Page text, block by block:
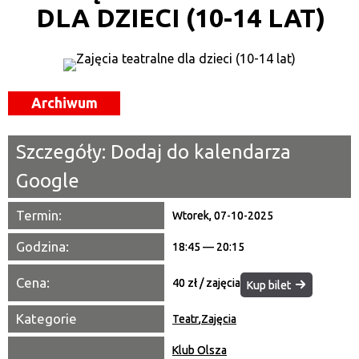
Kategoria
Trwające w zakresie
Organizator
Promowane
DLA DZIECI (10-14 LAT)
Archiwum
Szczegóły: Dodaj do kalendarza
Google
Termin: Wtorek, 07-10-2025
Godzina: 18:45 — 20:15
Cena: 40 zł / zajęcia Kup bilet
Kategorie Teatr,Zajęcia
Klub Olsza